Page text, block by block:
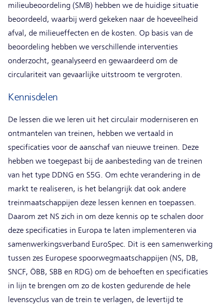
milieubeoordeling (SMB) hebben we de huidige situatie
beoordeeld, waarbij werd gekeken naar de hoeveelheid
afval, de milieueffecten en de kosten. Op basis van de
beoordeling hebben we verschillende interventies
onderzocht, geanalyseerd en gewaardeerd om de
circulariteit van gevaarlijke uitstroom te vergroten.
Kennisdelen
De lessen die we leren uit het circulair moderniseren en
ontmantelen van treinen, hebben we vertaald in
specificaties voor de aanschaf van nieuwe treinen. Deze
hebben we toegepast bij de aanbesteding van de treinen
van het type DDNG en S5G. Om echte verandering in de
markt te realiseren, is het belangrijk dat ook andere
treinmaatschappijen deze lessen kennen en toepassen.
Daarom zet NS zich in om deze kennis op te schalen door
deze specificaties in Europa te laten implementeren via
samenwerkingsverband EuroSpec. Dit is een samenwerking
tussen zes Europese spoorwegmaatschappijen (NS, DB,
SNCF, ÖBB, SBB en RDG) om de behoeften en specificaties
in lijn te brengen om zo de kosten gedurende de hele
levenscyclus van de trein te verlagen, de levertijd te